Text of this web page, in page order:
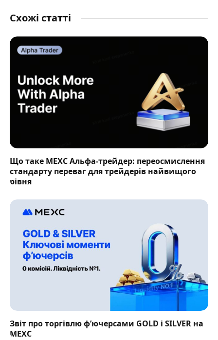
Схожі статті
Що таке MEXC Альфа-трейдер: переосмислення
стандарту переваг для трейдерів найвищого
рівня
Звіт про торгівлю фʼючерсами GOLD і SILVER на
MEXC